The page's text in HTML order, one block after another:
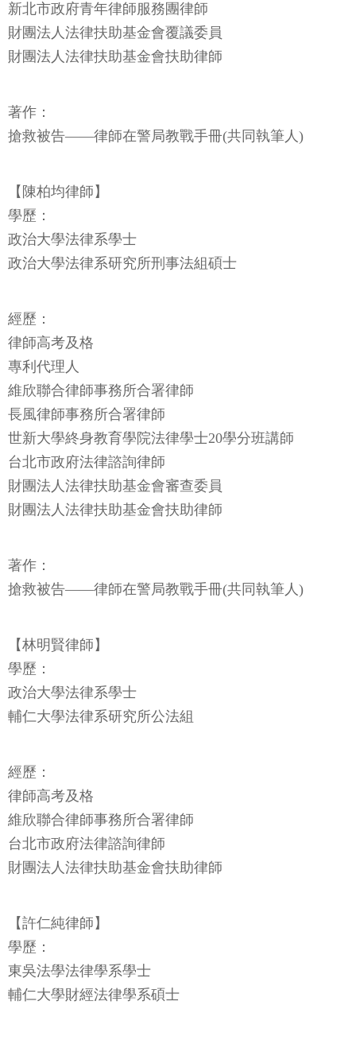
新北市政府青年律師服務團律師
財團法人法律扶助基金會覆議委員
財團法人法律扶助基金會扶助律師
著作：
搶救被告——律師在警局教戰手冊(共同執筆人)
【陳柏均律師】
學歷：
政治大學法律系學士
政治大學法律系研究所刑事法組碩士
經歷：
律師高考及格
專利代理人
維欣聯合律師事務所合署律師
長風律師事務所合署律師
世新大學終身教育學院法律學士20學分班講師
台北市政府法律諮詢律師
財團法人法律扶助基金會審查委員
財團法人法律扶助基金會扶助律師
著作：
搶救被告——律師在警局教戰手冊(共同執筆人)
【林明賢律師】
學歷：
政治大學法律系學士
輔仁大學法律系研究所公法組
經歷：
律師高考及格
維欣聯合律師事務所合署律師
台北市政府法律諮詢律師
財團法人法律扶助基金會扶助律師
【許仁純律師】
學歷：
東吳法學法律學系學士
輔仁大學財經法律學系碩士